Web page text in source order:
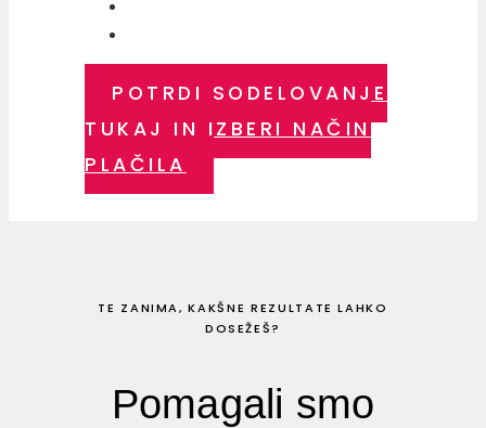
POTRDI SODELOVANJE
TUKAJ IN IZBERI NAČIN
PLAČILA
TE ZANIMA, KAKŠNE REZULTATE LAHKO
DOSEŽEŠ?
Pomagali smo